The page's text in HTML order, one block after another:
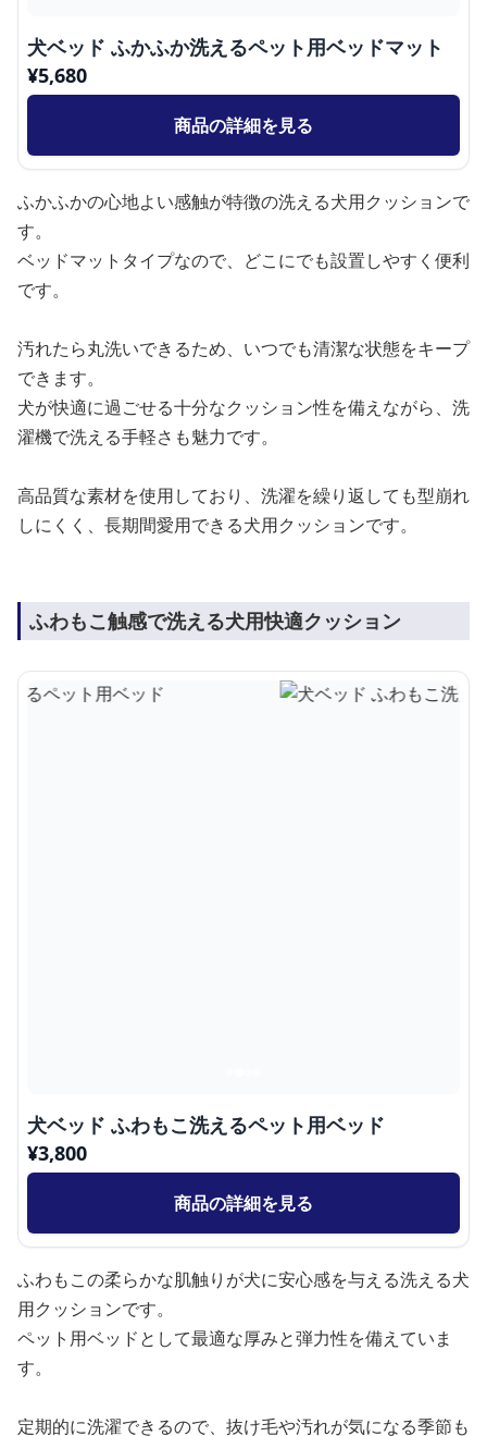
犬ベッド ふかふか洗えるペット用ベッドマット
¥5,680
商品の詳細を見る
ふかふかの心地よい感触が特徴の洗える犬用クッションで
す。
ベッドマットタイプなので、どこにでも設置しやすく便利
です。
汚れたら丸洗いできるため、いつでも清潔な状態をキープ
できます。
犬が快適に過ごせる十分なクッション性を備えながら、洗
濯機で洗える手軽さも魅力です。
高品質な素材を使用しており、洗濯を繰り返しても型崩れ
しにくく、長期間愛用できる犬用クッションです。
ふわもこ触感で洗える犬用快適クッション
犬ベッド ふわもこ洗えるペット用ベッド
¥3,800
商品の詳細を見る
ふわもこの柔らかな肌触りが犬に安心感を与える洗える犬
用クッションです。
ペット用ベッドとして最適な厚みと弾力性を備えていま
す。
定期的に洗濯できるので、抜け毛や汚れが気になる季節も